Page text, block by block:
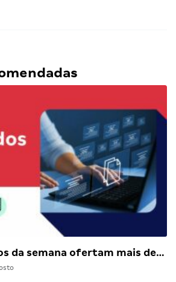
da semana ofertam mais de…